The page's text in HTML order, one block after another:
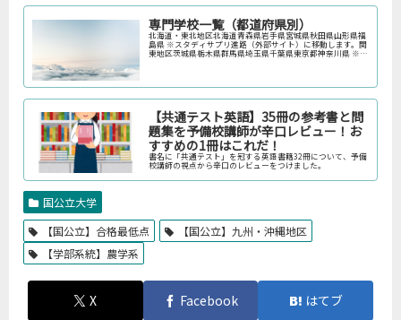
専門学校一覧（都道府県別）
北海道・東北地区北海道青森県岩手県宮城県秋田県山形県福
島県 ※スタディサプリ進路（外部サイト）に移動します。関
東地区茨城県栃木県群馬県埼玉県千葉県東京都神奈川県 ※ス
【共通テスト英語】35冊の参考書と問
題集を予備校講師が辛口レビュー！お
すすめの1冊はこれだ！
書名に「共通テスト」を冠する英語書籍32冊について、予備
校講師の視点から辛口のレビューをつけました。
国公立大学
【国公立】合格最低点
【国公立】九州・沖縄地区
【学部系統】農学系
X Facebook はてブ